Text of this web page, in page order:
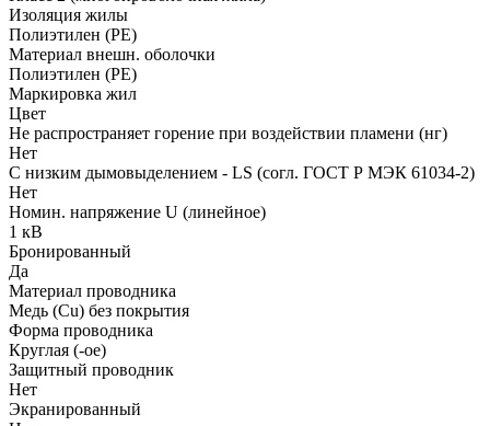
Изоляция жилы
Полиэтилен (PE)
Материал внешн. оболочки
Полиэтилен (PE)
Маркировка жил
Цвет
Не распространяет горение при воздействии пламени (нг)
Нет
С низким дымовыделением - LS (согл. ГОСТ Р МЭК 61034-2)
Нет
Номин. напряжение U (линейное)
1 кВ
Бронированный
Да
Материал проводника
Медь (Cu) без покрытия
Форма проводника
Круглая (-ое)
Защитный проводник
Нет
Экранированный